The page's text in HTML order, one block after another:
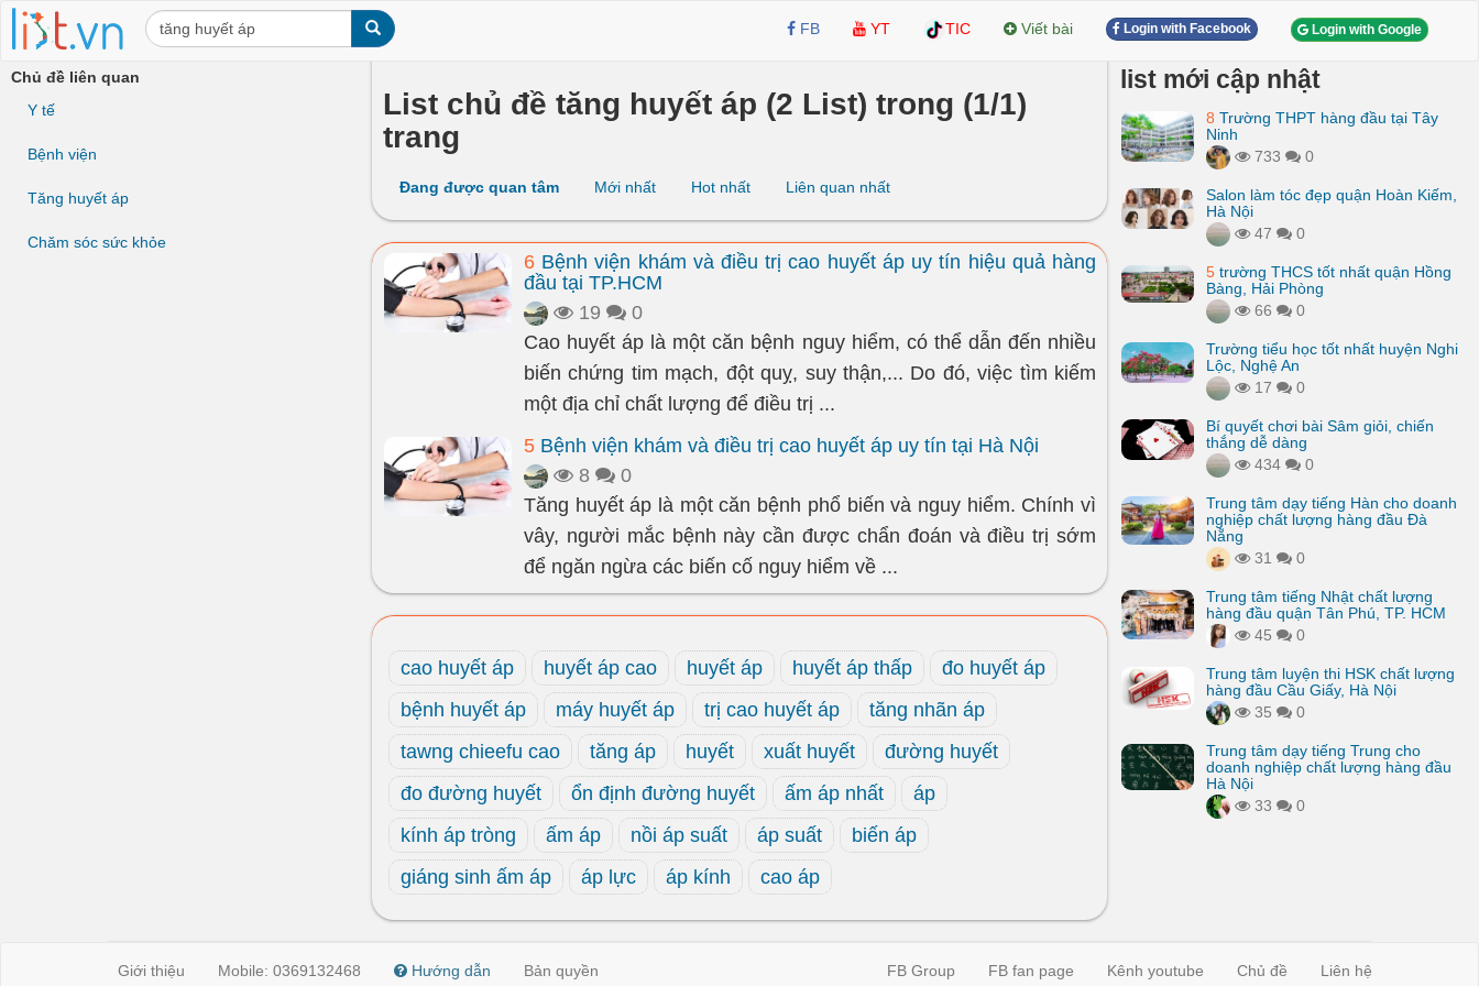
FB YT TIC Viết bài Login with Facebook Login with Google
Chủ đề liên quan
Y tế
Bệnh viện
Tăng huyết áp
Chăm sóc sức khỏe
List chủ đề tăng huyết áp (2 List) trong (1/1)
trang
Đang được quan tâm Mới nhất Hot nhất Liên quan nhất
6 Bệnh viện khám và điều trị cao huyết áp uy tín hiệu quả hàng
đầu tại TP.HCM
19
0
Cao huyết áp là một căn bệnh nguy hiểm, có thể dẫn đến nhiều
biến chứng tim mạch, đột quỵ, suy thận,... Do đó, việc tìm kiếm
một địa chỉ chất lượng để điều trị ...
5 Bệnh viện khám và điều trị cao huyết áp uy tín tại Hà Nội
8
0
Tăng huyết áp là một căn bệnh phổ biến và nguy hiểm. Chính vì
vây, người mắc bệnh này cần được chẩn đoán và điều trị sớm
để ngăn ngừa các biến cố nguy hiểm về ...
cao huyết áp huyết áp cao huyết áp huyết áp thấp
đo huyết áp
bệnh huyết áp
máy huyết áp trị cao huyết áp
tăng nhãn áp
tawng chieefu cao
tăng áp huyết xuất huyết
đường huyết
đo đường huyết
ổn định đường huyết ấm áp nhất
áp
kính áp tròng
ấm áp nồi áp suất áp suất
biến áp
giáng sinh ấm áp
áp lực áp kính cao áp
list mới cập nhật
8 Trường THPT hàng đầu tại Tây
Ninh
733
0
Salon làm tóc đẹp quận Hoàn Kiếm,
Hà Nội
47
0
5 trường THCS tốt nhất quận Hồng
Bàng, Hải Phòng
66
0
Trường tiểu học tốt nhất huyện Nghi
Lộc, Nghệ An
17
0
Bí quyết chơi bài Sâm giỏi, chiến
thắng dễ dàng
434
0
Trung tâm dạy tiếng Hàn cho doanh
nghiệp chất lượng hàng đầu Đà
Nẵng
31
0
Trung tâm tiếng Nhật chất lượng
hàng đầu quận Tân Phú, TP. HCM
45
0
Trung tâm luyện thi HSK chất lượng
hàng đầu Cầu Giấy, Hà Nội
35
0
Trung tâm dạy tiếng Trung cho
doanh nghiệp chất lượng hàng đầu
Hà Nội
33
0
Giới thiệu Mobile: 0369132468 Hướng dẫn Bản quyền FB Group FB fan page Kênh youtube Chủ đề Liên hệ